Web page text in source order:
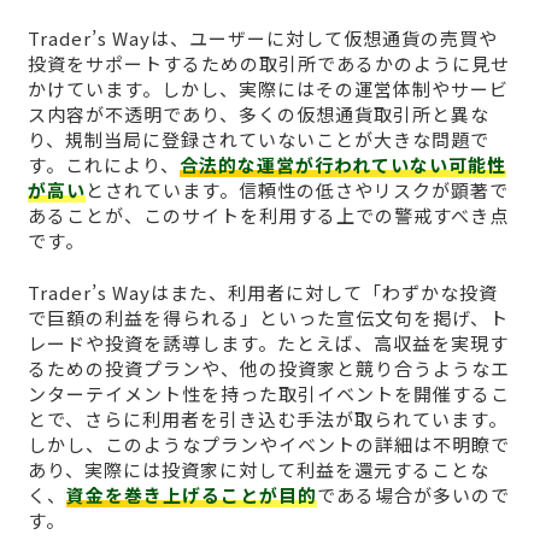
Trader’s Wayは、ユーザーに対して仮想通貨の売買や
投資をサポートするための取引所であるかのように見せ
かけています。しかし、実際にはその運営体制やサービ
ス内容が不透明であり、多くの仮想通貨取引所と異な
り、規制当局に登録されていないことが大きな問題で
す。これにより、 合法的な運営が行われていない可能性
が高いとされています。信頼性の低さやリスクが顕著で
あることが、このサイトを利用する上での警戒すべき点
です。
Trader’s Wayはまた、利用者に対して「わずかな投資
で巨額の利益を得られる」といった宣伝文句を掲げ、ト
レードや投資を誘導します。たとえば、高収益を実現す
るための投資プランや、他の投資家と競り合うようなエ
ンターテイメント性を持った取引イベントを開催するこ
とで、さらに利用者を引き込む手法が取られています。
しかし、このようなプランやイベントの詳細は不明瞭で
あり、実際には投資家に対して利益を還元することな
く、 資金を巻き上げることが目的である場合が多いので
す。